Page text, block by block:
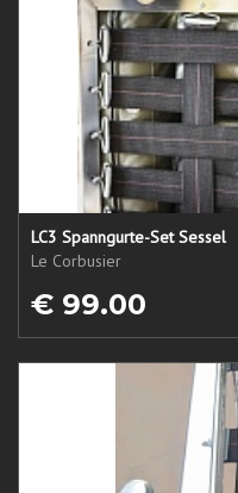
LC3 Spanngurte-Set Sessel
Le Corbusier
€ 99.00